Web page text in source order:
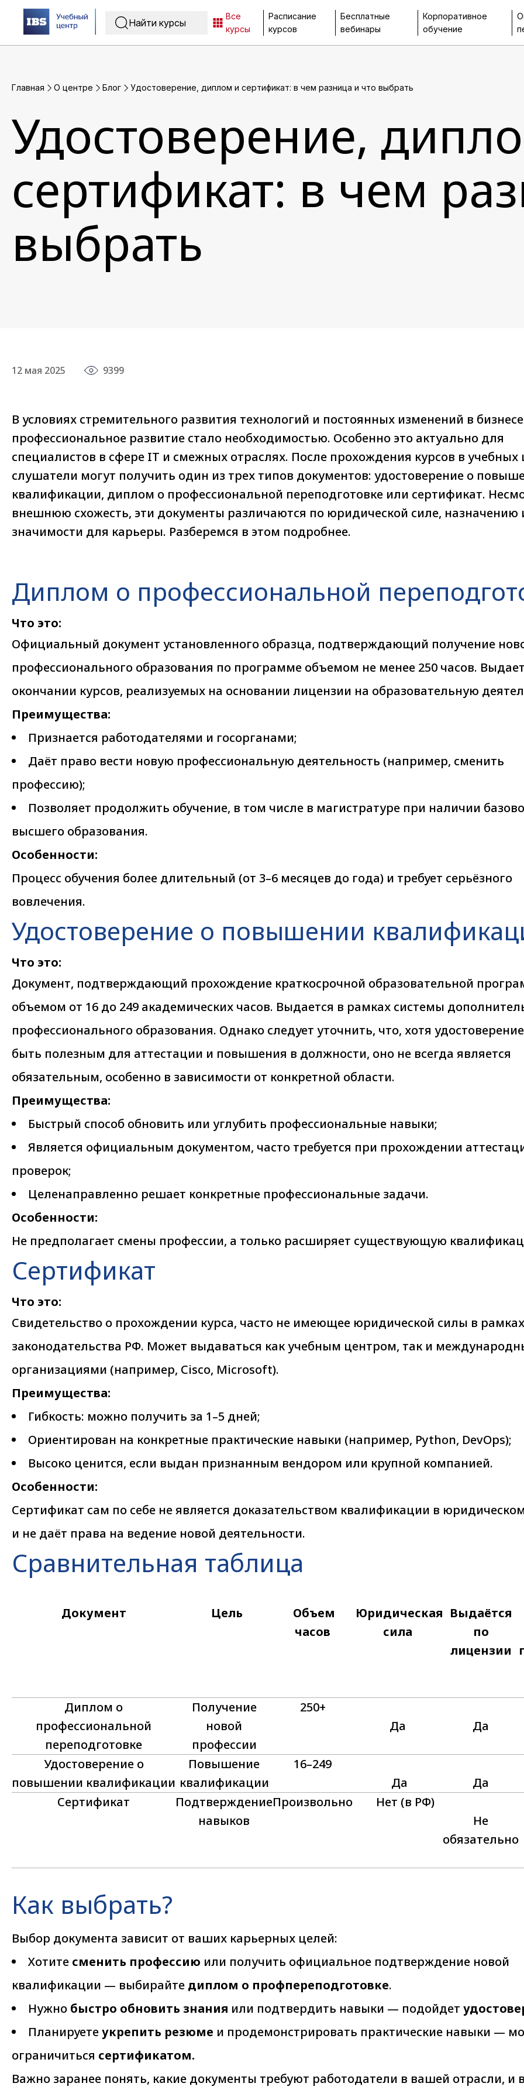
Все
курсы
Расписание
курсов
Бесплатные
вебинары
Корпоративное
обучение
Главная O центре Блог Удостоверение, диплом и сертификат: в чем разница и что выбрать
Удостоверение,
сертификат: в чем
выбрать
12 мая 2025 9399
В условиях стремительного развития технологий и постоянных изменений в бизнесе
профессиональное развитие стало необходимостью. Особенно это актуально для
специалистов в сфере IT и смежных отраслях. После прохождения курсов в учебных
слушатели могут получить один из трех типов документов: удостоверение о
квалификации, диплом о профессиональной переподготовке или сертификат.
внешнюю схожесть, эти документы различаются по юридической силе, назначению
значимости для карьеры. Разберемся в этом подробнее.
Диплом о профессиональной
Что это:
Официальный документ установленного образца, подтверждающий получение
профессионального образования по программе объемом не менее 250 часов.
окончании курсов, реализуемых на основании лицензии на образовательную
Преимущества:
Признается работодателями и госорганами;
Даёт право вести новую профессиональную деятельность (например, сменить
профессию);
Позволяет продолжить обучение, в том числе в магистратуре при наличии
высшего образования.
Особенности:
Процесс обучения более длительный (от 3–6 месяцев до года) и требует серьёзного
вовлечения.
Удостоверение о повышении
Что это:
Документ, подтверждающий прохождение краткосрочной образовательной
объемом от 16 до 249 академических часов. Выдается в рамках системы
профессионального образования. Однако следует уточнить, что, хотя
быть полезным для аттестации и повышения в должности, оно не всегда является
обязательным, особенно в зависимости от конкретной области.
Преимущества:
Быстрый способ обновить или углубить профессиональные навыки;
Является официальным документом, часто требуется при прохождении
проверок;
Целенаправленно решает конкретные профессиональные задачи.
Особенности:
Не предполагает смены профессии, а только расширяет существующую
Сертификат
Что это:
Свидетельство о прохождении курса, часто не имеющее юридической силы в рамках
законодательства РФ. Может выдаваться как учебным центром, так и
организациями (например, Cisco, Microsoft).
Преимущества:
Гибкость: можно получить за 1–5 дней;
Ориентирован на конкретные практические навыки (например, Python, DevOps);
Высоко ценится, если выдан признанным вендором или крупной компанией.
Особенности:
Сертификат сам по себе не является доказательством квалификации в
и не даёт права на ведение новой деятельности.
Сравнительная таблица
Документ Цель
Объем
часов
Юридическая
сила
Выдаётся
по
лицензии
Диплом о
профессиональной
переподготовке
Получение
новой
профессии
250+
Да
Да
Удостоверение о
повышении квалификации
Повышение
квалификации
16–249
Да
Да
Сертификат
Подтверждение
навыков
Произвольно Нет (в РФ)
Не
обязательно
Как выбрать?
Выбор документа зависит от ваших карьерных целей:
Хотите сменить профессию или получить официальное подтверждение новой
квалификации — выбирайте диплом о профпереподготовке.
Нужно быстро обновить знания или подтвердить навыки — подойдет
Планируетеукрепить резюме и продемонстрировать практические навыки —
ограничиться сертификатом.
Важно заранее понять, какие документы требуют работодатели в вашей отрасли, и